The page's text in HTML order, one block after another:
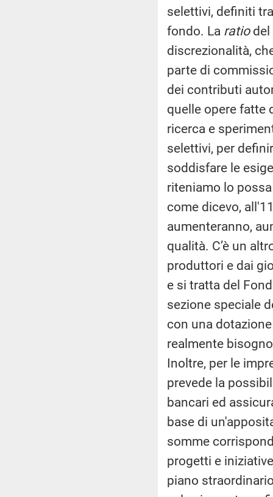
selettivi, definiti
fondo. La ratiodel
discrezionalità,
parte di
dei contributi
quelle opere fatte
ricerca e
selettivi, per
soddisfare le
riteniamo lo
come dicevo,
aumenteranno,
qualità. C’è un
produttori e dai
e si tratta del
sezione speciale
con una
realmente
Inoltre, per le
prevede la
bancari ed
base di
somme
progetti e
piano